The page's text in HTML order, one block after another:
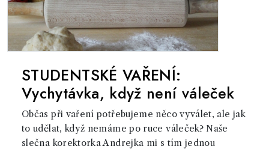
STUDENTSKÉ VAŘENÍ:
Vychytávka, když není váleček
Občas při vaření potřebujeme něco vyválet, ale jak
to udělat, když nemáme po ruce váleček? Naše
slečna korektorka Andrejka mi s tím jednou